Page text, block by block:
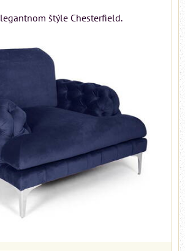
štýle Chesterfield.